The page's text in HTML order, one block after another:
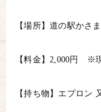
【場所】道の駅かさ
【料金】2,000円 ※
【持ち物】エプロン